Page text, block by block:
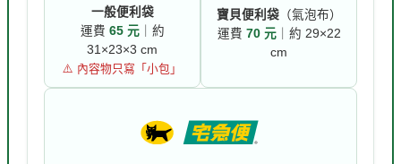
一般便利袋
運費 65 元｜約
31×23×3 cm
⚠️ 內容物只寫「小包」
寶貝便利袋（氣泡布）
運費 70 元｜約 29×22
cm